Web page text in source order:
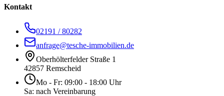
Kontakt
02191 / 80282
anfrage@tesche-immobilien.de
Oberhölterfelder Straße 1
42857 Remscheid
Mo - Fr: 09:00 - 18:00 Uhr
Sa: nach Vereinbarung